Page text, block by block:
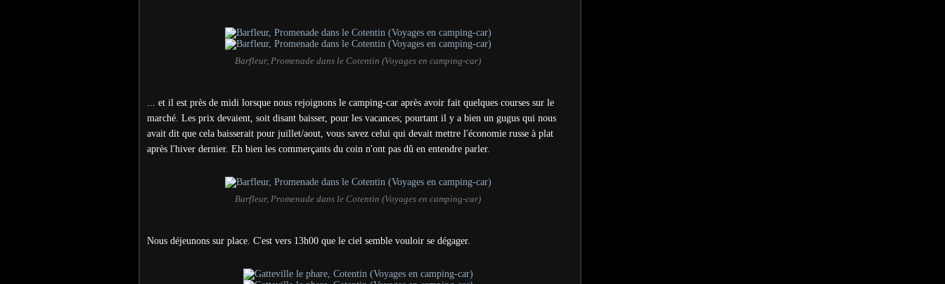
Barfleur, Promenade dans le Cotentin (Voyages en camping-car)
... et il est près de midi lorsque nous rejoignons le camping-car après avoir fait quelques courses sur le
marché. Les prix devaient, soit disant baisser, pour les vacances; pourtant il y a bien un gugus qui nous
avait dit que cela baisserait pour juillet/aout, vous savez celui qui devait mettre l'économie russe à plat
après l'hiver dernier. Eh bien les commerçants du coin n'ont pas dû en entendre parler.
Barfleur, Promenade dans le Cotentin (Voyages en camping-car)
Nous déjeunons sur place. C'est vers 13h00 que le ciel semble vouloir se dégager.